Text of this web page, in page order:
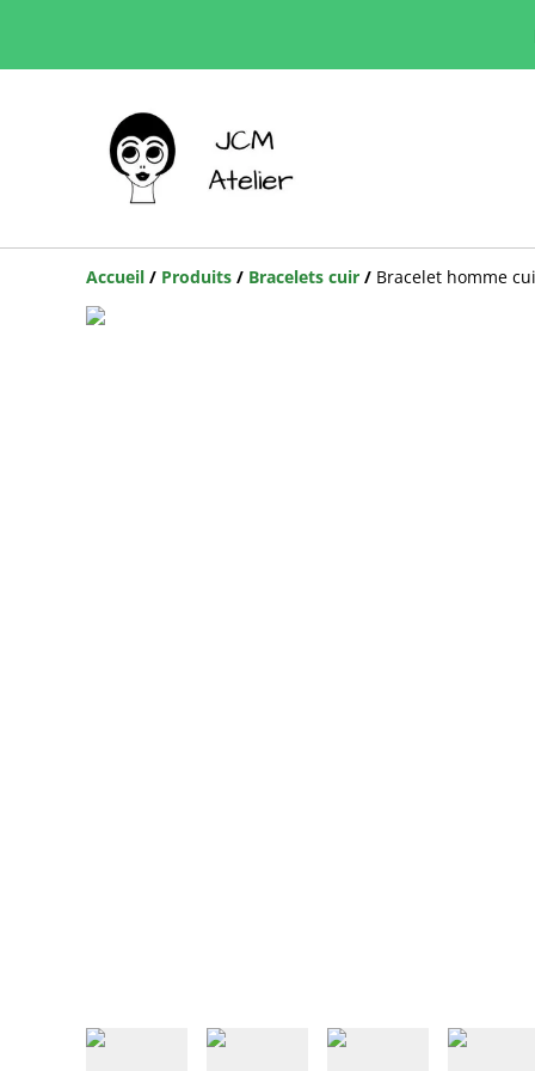
Accueil / Produits / Bracelets cuir / Bracelet homme